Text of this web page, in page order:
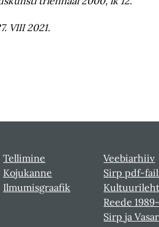
VIII 2021.
Tellimine
Kojukanne
Ilmumisgraafik
Veebiarhiiv
Sirp pdf-
Kultuurileht
Reede
Sirp ja